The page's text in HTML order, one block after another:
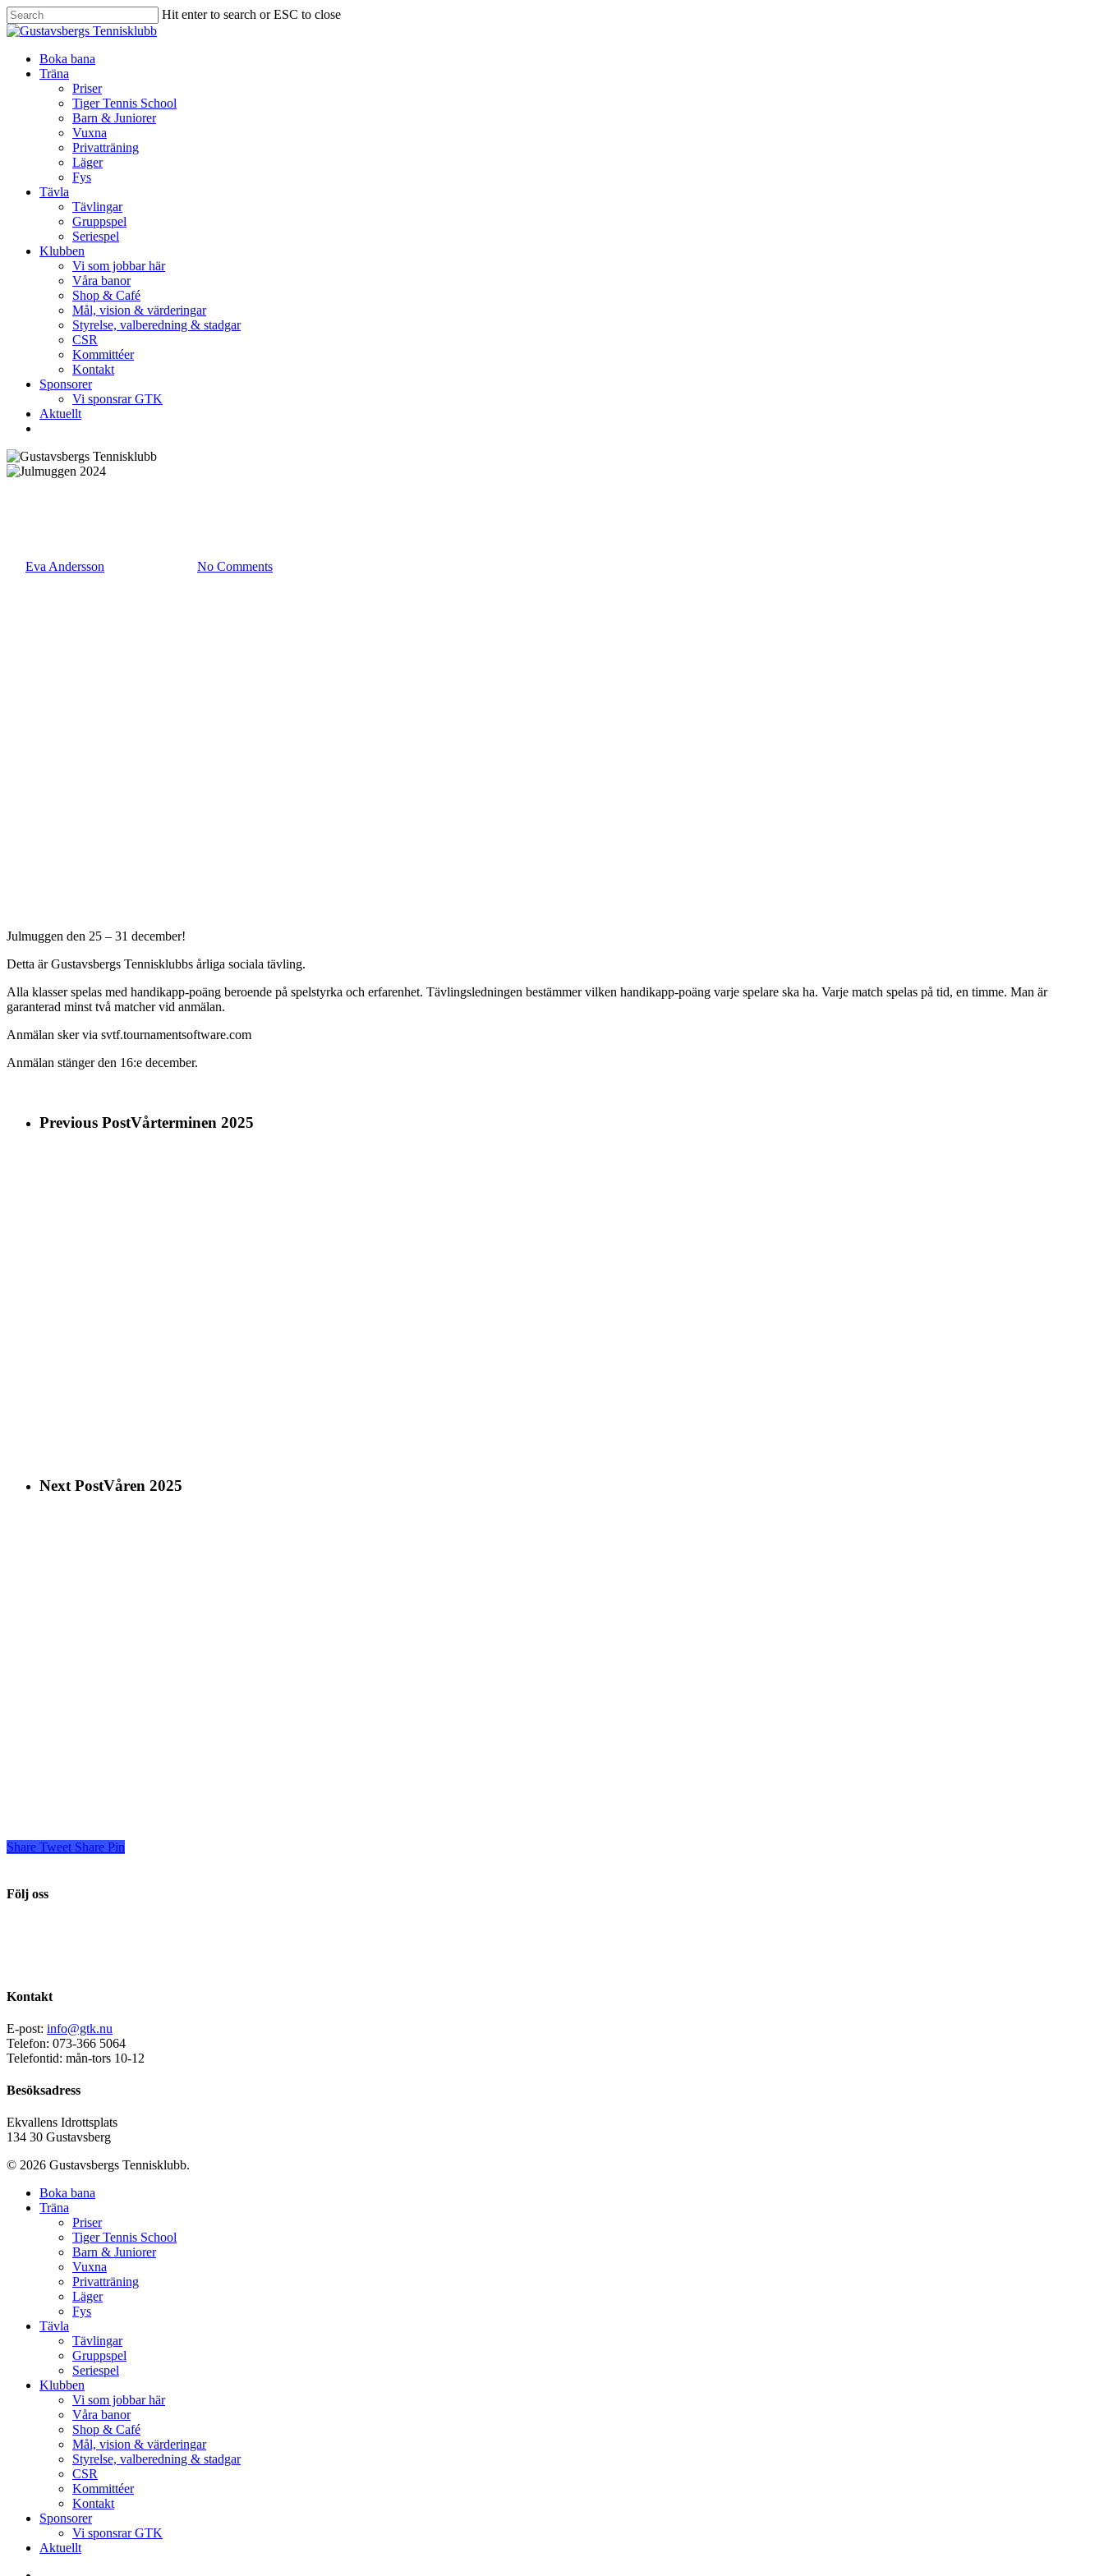
Hit enter to search or ESC to close
Boka bana
Träna
Priser
Tiger Tennis School
Barn & Juniorer
Vuxna
Privatträning
Läger
Fys
Tävla
Tävlingar
Gruppspel
Seriespel
Klubben
Vi som jobbar här
Våra banor
Shop & Café
Mål, vision & värderingar
Styrelse, valberedning & stadgar
CSR
Kommittéer
Kontakt
Sponsorer
Vi sponsrar GTK
Aktuellt
Eva Andersson No Comments
Julmuggen den 25 – 31 december!
Detta är Gustavsbergs Tennisklubbs årliga sociala tävling.
Alla klasser spelas med handikapp-poäng beroende på spelstyrka och erfarenhet. Tävlingsledningen bestämmer vilken handikapp-poäng varje spelare ska ha. Varje match spelas på tid, en timme. Man är
garanterad minst två matcher vid anmälan.
Anmälan sker via svtf.tournamentsoftware.com
Anmälan stänger den 16:e december.
Previous PostVårterminen 2025
Next PostVåren 2025
Share Tweet Share Pin
Följ oss
Kontakt
E-post: info@gtk.nu
Telefon: 073-366 5064
Telefontid: mån-tors 10-12
Besöksadress
Ekvallens Idrottsplats
134 30 Gustavsberg
© 2026 Gustavsbergs Tennisklubb.
Boka bana
Träna
Priser
Tiger Tennis School
Barn & Juniorer
Vuxna
Privatträning
Läger
Fys
Tävla
Tävlingar
Gruppspel
Seriespel
Klubben
Vi som jobbar här
Våra banor
Shop & Café
Mål, vision & värderingar
Styrelse, valberedning & stadgar
CSR
Kommittéer
Kontakt
Sponsorer
Vi sponsrar GTK
Aktuellt